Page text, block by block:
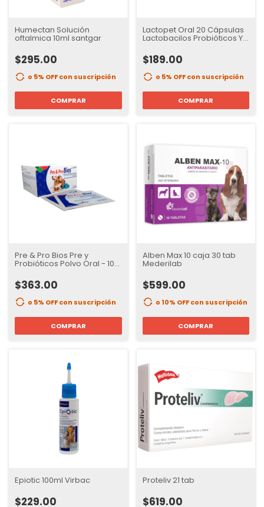
Humectan Solución
oftalmica 10ml santgar
$295.00
o 5% OFFcon suscripción
COMPRAR
Lactopet Oral 20 Cápsulas
Lactobacilos Probióticos Y
$189.00
o 5% OFFcon suscripción
COMPRAR
Pre & Pro Bios Pre y
Probióticos Polvo Oral - 10
$363.00
o 5% OFFcon suscripción
COMPRAR
Alben Max 10 caja 30 tab
Mederilab
$599.00
o 10% OFFcon suscripción
COMPRAR
Epiotic 100ml Virbac
$229.00
Proteliv 21 tab
$619.00